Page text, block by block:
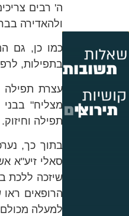
ה' רבים
ולהאדירה
כמו כן, גם
בתפילות,
עצרת
מצליח"
תפילה וחיזוק.
בתוך כך,
סאלי זיע"א
שיזכה ללכת
הרופאים
למעלה